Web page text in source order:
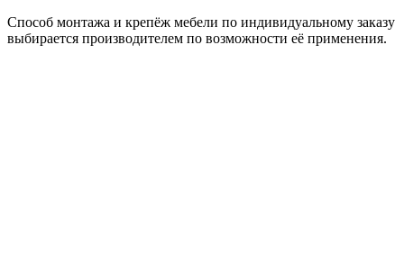
Способ монтажа и крепёж мебели по индивидуальному заказу
выбирается производителем по возможности её применения.